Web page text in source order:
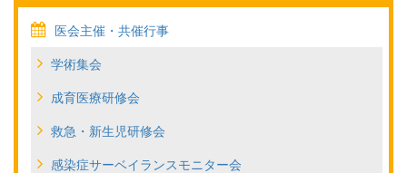
医会主催・共催行事
学術集会
成育医療研修会
救急・新生児研修会
感染症サーベイランスモニター会